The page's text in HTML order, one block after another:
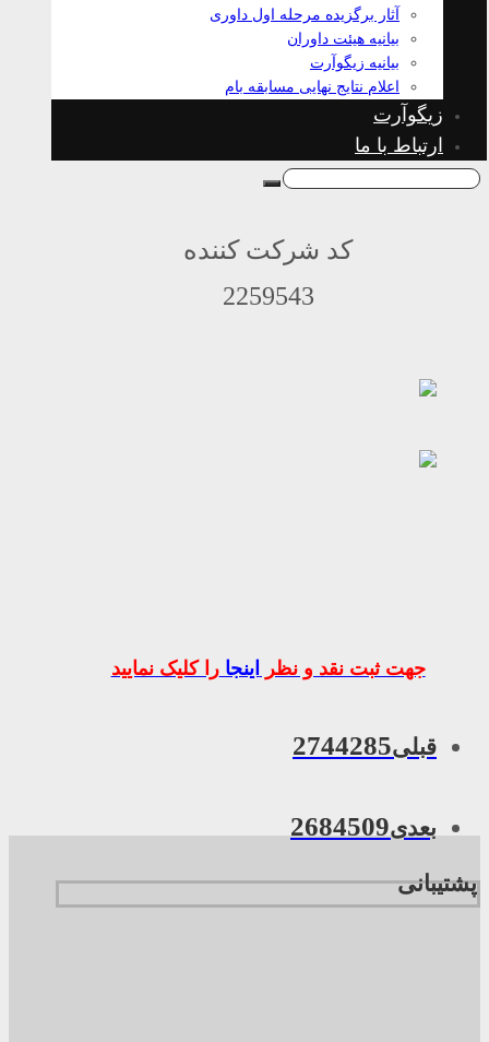
آثار برگزیده مرحله اول داوری
بیانیه هیئت داوران
بیانیه زیگوآرت
اعلام نتایج نهایی مسابقه بام
زیگوآرت
ارتباط با ما
کد شرکت کننده
2259543
جهت ثبت نقد و نظر اینجارا کلیک نمایید
قبلی2744285
بعدی2684509
پشتیبانی